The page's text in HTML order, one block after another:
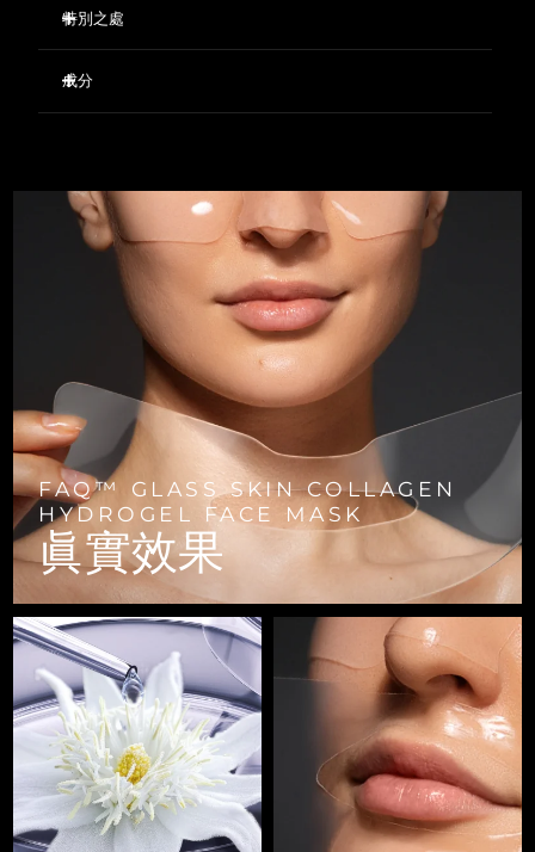
特別之處
舒緩修護的雪絨花幹細胞提取物。
豐盈彈力的膠原蛋白。
上下兩片式設計，更貼合臉部肌膚。
透明纖薄，讓 LED 光波有效穿透。
92％天然成分，可生物降解，純素，零殘忍，無香料，適合所
成分
Chondrus Crispus, Collagen, Potassium Chloride, Algin,
Glucomannan, Sucrose, Ethylhexylglycerin, Sodium
Phytate, Adenosine, Maltodextrin, Dipotassium
Glycyrrhizate, 1,2-Hexanediol, Copper Tripeptide-1, Acetyl
Hexapeptide-8, Palmitoyl Pentapeptide-4, Butylene Glycol,
Centella Asiatica Extract, Pentylene Glycol, Sodium
Chloride, Palmitoyl Tripeptide-5, Sodium Phosphate,
Polysorbate 20, Oligopeptide-29, Oligopeptide-32,
Decarboxy Carnosine HCL, Mu-conotoxin CnIIIC
FAQ™ GLASS SKIN COLLAGEN
HYDROGEL FACE MASK
眞實效果
Professional IPL hair removal device
PEACH™ 2 go
Travel-friendly IPL hair removal
PEACH™ Cooling Prep Gel
Cooling IPL hair removal gel
Microcurrent body toning
SUPERCHARGED™ serum
Firming body serum
Recurring acne LED therapy
ESPADA™ 2
Acne treatment device
ESPADA™ Blemish Solution
Concentrated acne gel
ESPADA™ 設備
All acne treatment devices
Microcurrent line smoothing device
IRIS™ 2
Rejuvenating eye massager
眼部護膚
Advanced eye care treatment
眼部護理設備
All revitalizing eye massagers
KIWI™ derma
Diamond microdermabrasion .
KIWI™
Blackhead remover
KIWI™ 皮肤护理
Advanced pore care essentials
護發
LUNA™ 4 hair
2-in-1 LED scalp massager
FLIP™ play advanced
LED light hairbrush
LUNA™ Dual-Peptide Scalp
Serum
For healthy hair
牙齒美白
issa™ Teeth Whitening Set
Dual LED + sonic device & 18% PAP gel
issa™ Teeth Whitening Gel
18% PAP
更多的
護膚品 男士
全部購買
法屬玻里尼西亞
德國
希臘 預計送達日期 8/10/26
中國香港特別行政區 預計送達日期
預計送達日期
預計送達日期
印尼 預計送達日期8/8/26
愛爾蘭 預計送達日期 8/10/26
曼島 預計送達日期 8/12/26
以色列 預計送達日期8/14/26
義大利 預計送達日期8/10/26
日本 預計送達日期8/13/26
澤西島 預計送達日期8/15/26
哈薩克 預計送達日期8/12/26